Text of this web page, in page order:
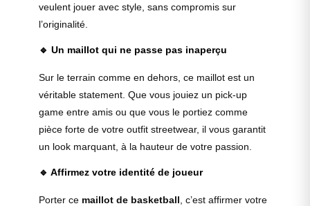
veulent jouer avec style, sans compromis sur
l’originalité.
🔹 Un maillot qui ne passe pas inaperçu
Sur le terrain comme en dehors, ce maillot est un
véritable statement. Que vous jouiez un pick-up
game entre amis ou que vous le portiez comme
pièce forte de votre outfit streetwear, il vous garantit
un look marquant, à la hauteur de votre passion.
🔹 Affirmez votre identité de joueur
Porter ce maillot de basketball , c’est affirmer votre